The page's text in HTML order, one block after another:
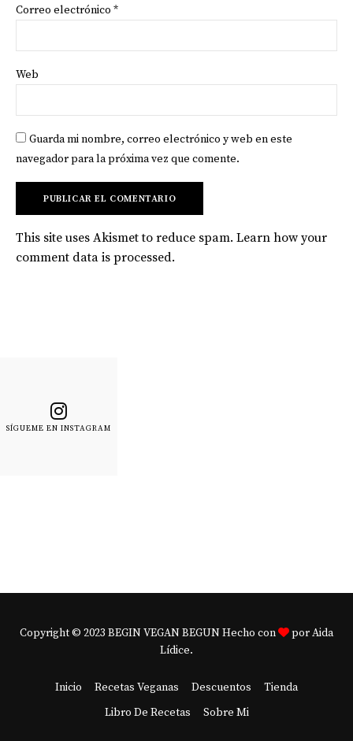
Correo electrónico *
Web
Guarda mi nombre, correo electrónico y web en este
navegador para la próxima vez que comente.
This site uses Akismet to reduce spam. Learn how your
comment data is processed.
SÍGUEME EN INSTAGRAM
Inicio Recetas Veganas Descuentos
Tienda
Libro De Recetas
Sobre Mi
Copyright © 2023 BEGIN VEGAN BEGUN Hecho con
por Aida
Lídice.